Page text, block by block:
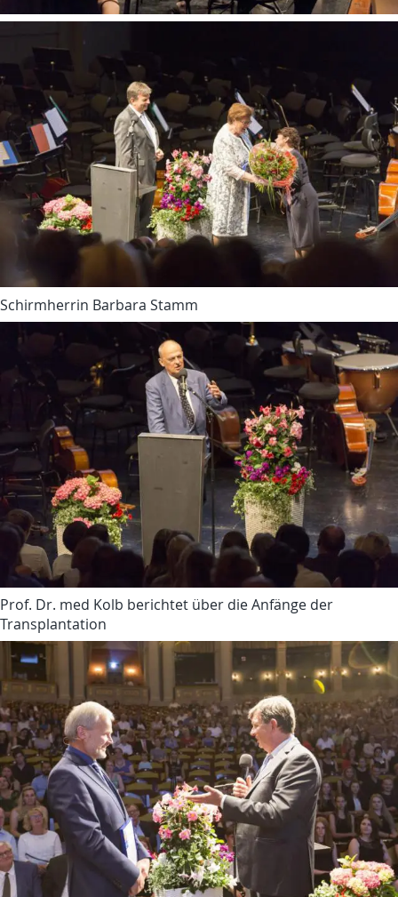
Schirmherrin Barbara Stamm
Prof. Dr. med Kolb berichtet über die Anfänge der
Transplantation